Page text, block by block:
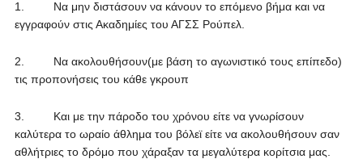
1. Να μην διστάσουν να κάνουν το επόμενο βήμα και να
εγγραφούν στις Ακαδημίες του ΑΓΣΣ Ρούπελ.
2. Να ακολουθήσουν(με βάση το αγωνιστικό τους επίπεδο)
τις προπονήσεις του κάθε γκρουπ
3. Και με την πάροδο του χρόνου είτε να γνωρίσουν
καλύτερα το ωραίο άθλημα του βόλεϊ είτε να ακολουθήσουν σαν
αθλήτριες το δρόμο που χάραξαν τα μεγαλύτερα κορίτσια μας.